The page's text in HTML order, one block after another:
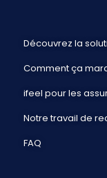
Découvrez la
Comment ça
ifeel pour les
Notre travail de
FAQ